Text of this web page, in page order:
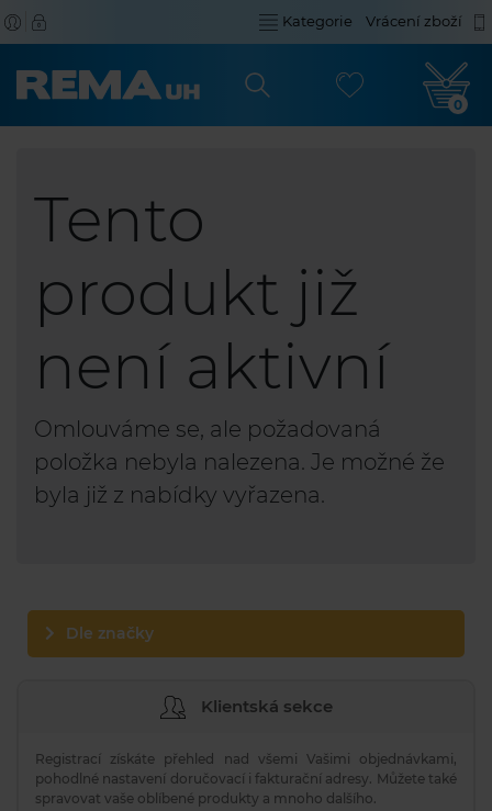
Kategorie Vrácení zboží
0
Tento
produkt již
není aktivní
Omlouváme se, ale požadovaná
položka nebyla nalezena. Je možné že
byla již z nabídky vyřazena.
Dle značky
Klientská sekce
Registrací získáte přehled nad všemi Vašimi objednávkami,
pohodlné nastavení doručovací i fakturační adresy. Můžete také
spravovat vaše oblíbené produkty a mnoho dalšího.